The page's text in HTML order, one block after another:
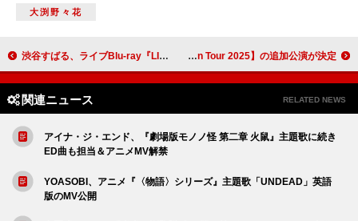
大渕野々花
渋谷すばる、ライブBlu-ray『LIVE TOUR 2024「Lov U」』発売決定＆本人登壇の先行上映会も 西野カナ、即完売した【Fall In Love With You Again Tour 2025】の追加公演が決定
関連ニュース RELATED NEWS
アイナ・ジ・エンド、『劇場版モノノ怪 第二章 火鼠』主題歌に続き
ED曲も担当＆アニメMV解禁
YOASOBI、アニメ『〈物語〉シリーズ』主題歌「UNDEAD」英語
版のMV公開